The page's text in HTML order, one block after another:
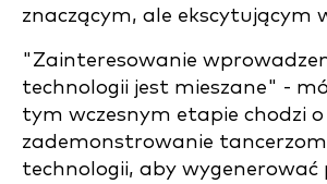
znaczącym, ale ekscytującym
"Zainteresowanie
technologii jest mieszane" -
tym wczesnym etapie chodzi o
zademonstrowanie
technologii, aby wygenerować